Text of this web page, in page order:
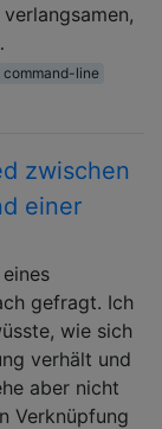
command-line
zwischen
einer
gefragt. Ich
wie sich
verhält und
aber nicht
Verknüpfung